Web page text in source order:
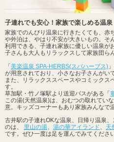
子連れでも安心！家族で楽しめる温泉
家族でのんびり温泉に行きたくても、赤
や外泊は、やはり不安が大きいもの。そ
利用できる、子連れ家族に優しい温泉が
子さんも大人もリラックスして家族団ら
「美楽温泉 SPA-HERBS(スパハーブス)
が用意されており、小さなお子さんがい
また、リラックススペースやコミックス
す。
草加駅・竹ノ塚駅より送迎バスがある「
この湯(天然温泉)は、おむつの取れてい
意。キッズコーナーもあり家族みんなで
古井駅の子連れOKな温泉、日帰り温泉
のは、 里山の湯 湯の華アイランド 天
です。ぜひ一度は足を運んでみてください